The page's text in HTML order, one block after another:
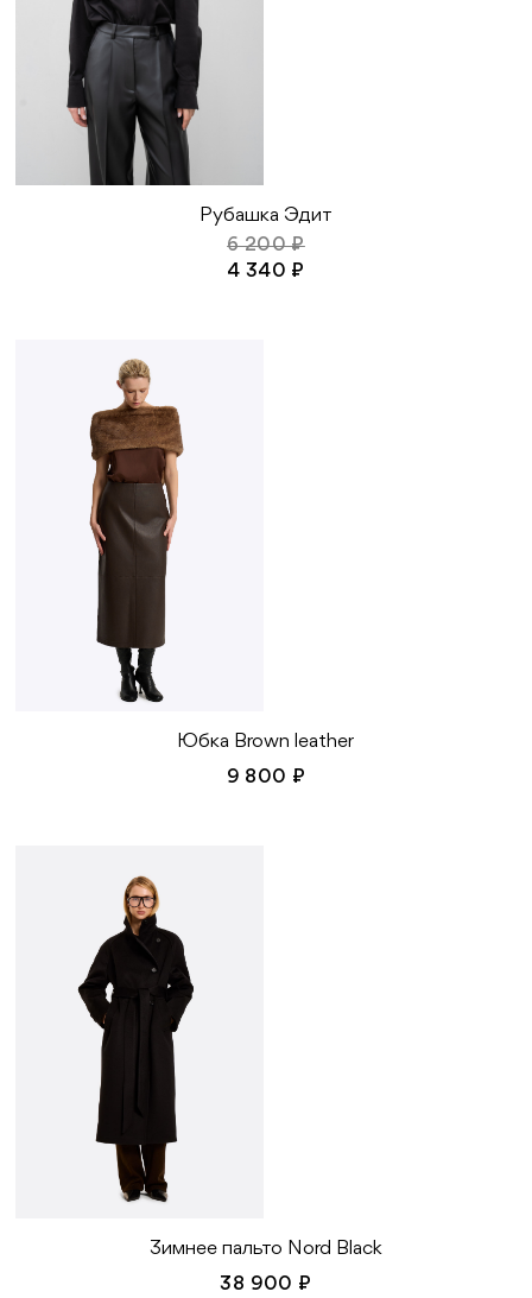
Рубашка Эдит
6 200 ₽
4 340 ₽
Юбка Brown leather
9 800 ₽
Зимнее пальто Nord Black
38 900 ₽